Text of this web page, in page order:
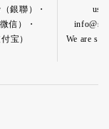
銀聯）・
信）・
宝）
us
We are so